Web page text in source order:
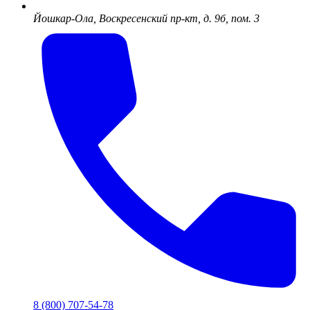
Йошкар-Ола, Воскресенский пр-кт, д. 9б, пом. 3
8 (800) 707-54-78